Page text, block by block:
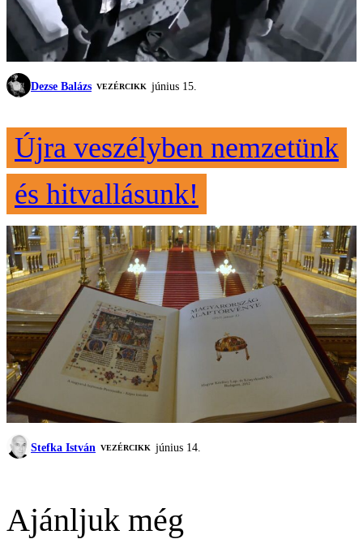
Dezse Balázs VEZÉRCIKK június 15.
Újra veszélyben nemzetünk
és hitvallásunk!
Stefka István VEZÉRCIKK június 14.
Ajánljuk még